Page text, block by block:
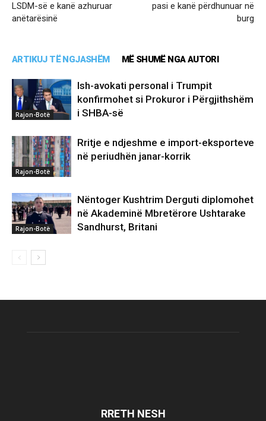
LSDM-së e kanë azhuruar
anëtarësinë
pasi e kanë përdhunuar në
burg
ARTIKUJ TË NGJASHËM MË SHUMË NGA AUTORI
Rajon-Botë
Ish-avokati personal i Trumpit
konfirmohet si Prokuror i Përgjithshëm
i SHBA-së
Rajon-Botë
Rritje e ndjeshme e import-eksporteve
në periudhën janar-korrik
Rajon-Botë
Nëntoger Kushtrim Derguti diplomohet
në Akademinë Mbretërore Ushtarake
Sandhurst, Britani
RRETH NESH